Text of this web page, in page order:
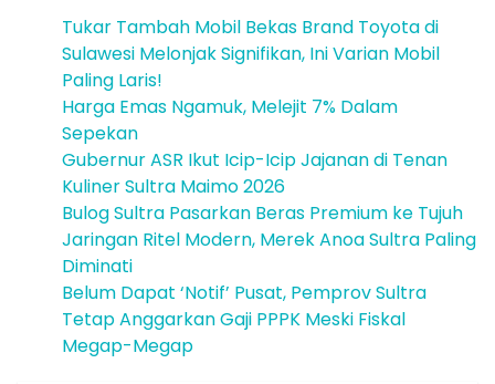
Tukar Tambah Mobil Bekas Brand Toyota di
Sulawesi Melonjak Signifikan, Ini Varian Mobil
Paling Laris!
Harga Emas Ngamuk, Melejit 7% Dalam
Sepekan
Gubernur ASR Ikut Icip-Icip Jajanan di Tenan
Kuliner Sultra Maimo 2026
Bulog Sultra Pasarkan Beras Premium ke Tujuh
Jaringan Ritel Modern, Merek Anoa Sultra Paling
Diminati
Belum Dapat ‘Notif’ Pusat, Pemprov Sultra
Tetap Anggarkan Gaji PPPK Meski Fiskal
Megap-Megap